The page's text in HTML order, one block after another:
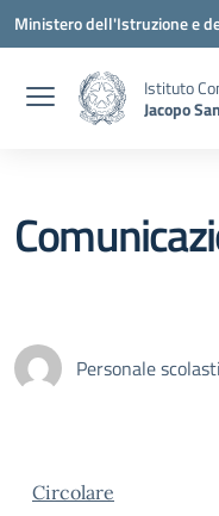
Vai ai contenuti
Vai al menu di navigazione
Vai al footer
Ministero dell'Istruzione e
Istituto
Jacopo
Personale
Circolare